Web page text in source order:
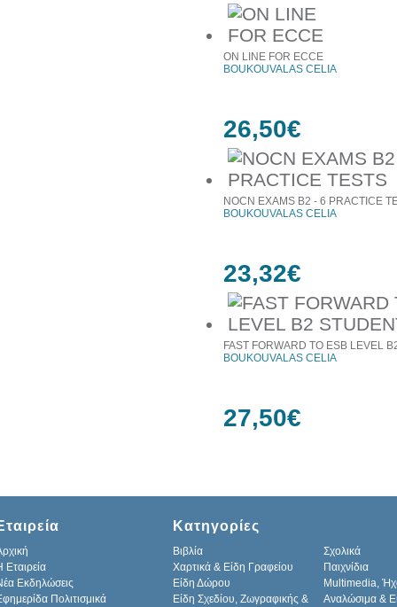
ON LINE FOR ECCE
BOUKOUVALAS CELIA
26,50€
NOCN EXAMS B2 - 6 PRACTICE
BOUKOUVALAS CELIA
23,32€
FAST FORWARD TO ESB LEVEL
BOUKOUVALAS CELIA
27,50€
Εταιρεία
Εκδηλώσεις
Πολιτισμικά
Κατηγορίες
Βιβλία
Σχολικά
Χαρτικά & Είδη Γραφείου
Παιχνίδια
Είδη Δώρου
Multimedia,
Είδη Σχεδίου, Ζωγραφικής &
Αναλώσιμα &